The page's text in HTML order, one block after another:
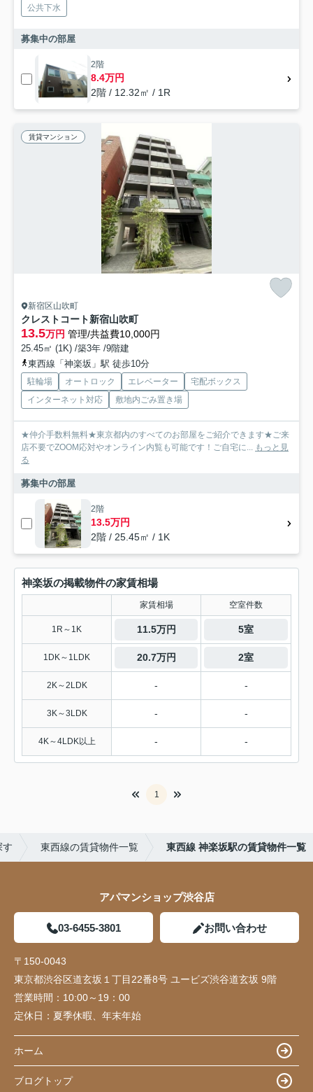
公共下水
募集中の部屋
2階
8.4万円
2階 / 12.32㎡ / 1R
賃貸マンション
新宿区山吹町
クレストコート新宿山吹町
13.5万円 管理/共益費10,000円
25.45㎡ (1K) /築3年 /9階建
東西線「神楽坂」駅 徒歩10分
駐輪場 オートロック エレベーター
宅配ボックス
インターネット対応
敷地内ごみ置き場
★仲介手数料無料★東京都内のすべてのお部屋をご紹介できます★ご来
店不要でZOOM応対やオンライン内覧も可能です！ご自宅に... もっと見
る
募集中の部屋
2階
13.5万円
2階 / 25.45㎡ / 1K
神楽坂の掲載物件の家賃相場
家賃相場 空室件数
1R～1K 11.5万円 5室
1DK～1LDK 20.7万円 2室
2K～2LDK - -
3K～3LDK - -
4K～4LDK以上 - -
1
す 東西線の賃貸物件一覧 東西線 神楽坂駅の賃貸物件一覧
アパマンショップ渋谷店
03-6455-3801 お問い合わせ
〒150-0043
東京都渋谷区道玄坂１丁目22番8号 ユービズ渋谷道玄坂 9階
営業時間： 10:00～19：00
定休日： 夏季休暇、年末年始
ホーム
ブログトップ